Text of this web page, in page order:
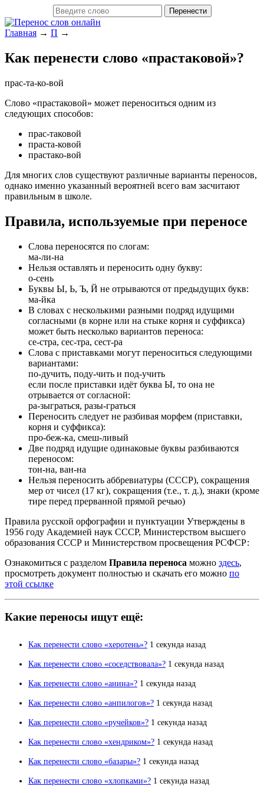
Главная → П →
Как перенести слово «прастаковой»?
прас-та-ко-вой
Слово «прастаковой» может переноситься одним из
следующих способов:
прас-таковой
праста-ковой
прастако-вой
Для многих слов существуют различные варианты переносов,
однако именно указанный вероятней всего вам засчитают
правильным в школе.
Правила, используемые при переносе
Слова переносятся по слогам:
ма-ли-на
Нельзя оставлять и переносить одну букву:
о-сень
Буквы Ы, Ь, Ъ, Й не отрываются от предыдущих букв:
ма-йка
В словах с несколькими разными подряд идущими
согласными (в корне или на стыке корня и суффикса)
может быть несколько вариантов переноса:
се-стра, сес-тра, сест-ра
Слова с приставками могут переноситься следующими
вариантами:
по-дучить, поду-чить и под-учить
если после приставки идёт буква Ы, то она не
отрывается от согласной:
ра-зыграться, разы-граться
Переносить следует не разбивая морфем (приставки,
корня и суффикса):
про-беж-ка, смеш-ливый
Две подряд идущие одинаковые буквы разбиваются
переносом:
тон-на, ван-на
Нельзя переносить аббревиатуры (СССР), сокращения
мер от чисел (17 кг), сокращения (т.е., т. д.), знаки (кроме
тире перед прерванной прямой речью)
Правила русской орфографии и пунктуации Утверждены в
1956 году Академией наук СССР, Министерством высшего
образования СССР и Министерством просвещения РСФСР:
Ознакомиться с разделом Правила переноса можно здесь,
просмотреть документ полностью и скачать его можно по
этой ссылке
Какие переносы ищут ещё:
Как перенести слово «херотень»? 1 секунда назад
Как перенести слово «соседствовала»? 1 секунда назад
Как перенести слово «анина»? 1 секунда назад
Как перенести слово «анпилогов»? 1 секунда назад
Как перенести слово «ручейков»? 1 секунда назад
Как перенести слово «хендриком»? 1 секунда назад
Как перенести слово «базары»? 1 секунда назад
Как перенести слово «хлопками»? 1 секунда назад